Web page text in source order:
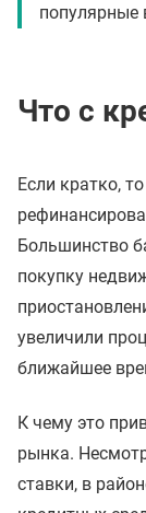
популярные
Что с
Если кратко,
Большинство
покупку
увеличили
ближайшее
К чему это
рынка.
ставки, в